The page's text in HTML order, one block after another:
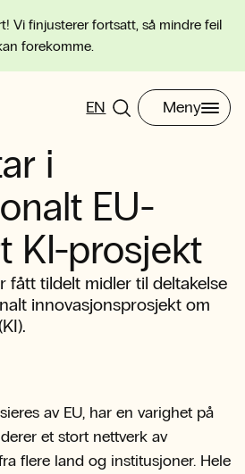
Vi finjusterer fortsatt, så mindre feil
forekomme.
EN Meny
i
EU-
KI-prosjekt
fått tildelt midler til deltakelse
innovasjonsprosjekt om
av EU, har en varighet på
et stort nettverk av
flere land og institusjoner. Hele